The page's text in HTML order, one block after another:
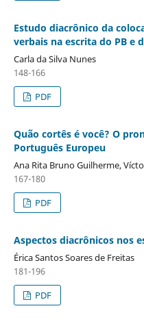
Estudo diacrônico da
verbais na escrita do PB e
Carla da Silva Nunes
148-166
PDF
Quão cortês é você? O
Português Europeu
Ana Rita Bruno Guilherme,
167-180
PDF
Aspectos diacrônicos nos
Érica Santos Soares de Freitas
181-196
PDF